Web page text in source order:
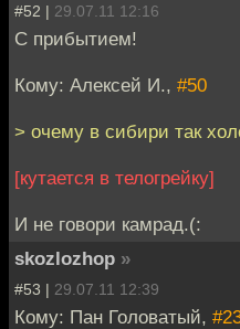
#52 | 29.07.11 12:16
С прибытием!
Кому: Алексей И., #50
> очему в сибири так
[кутается в телогрейку]
И не говори камрад.(:
skozlozhop »
#53 | 29.07.11 12:39
Кому: Пан Головатый,